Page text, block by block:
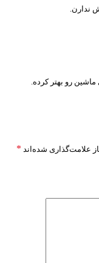
ندارن.
رو بهتر کرده.
علامت‌گذاری شده‌اند *